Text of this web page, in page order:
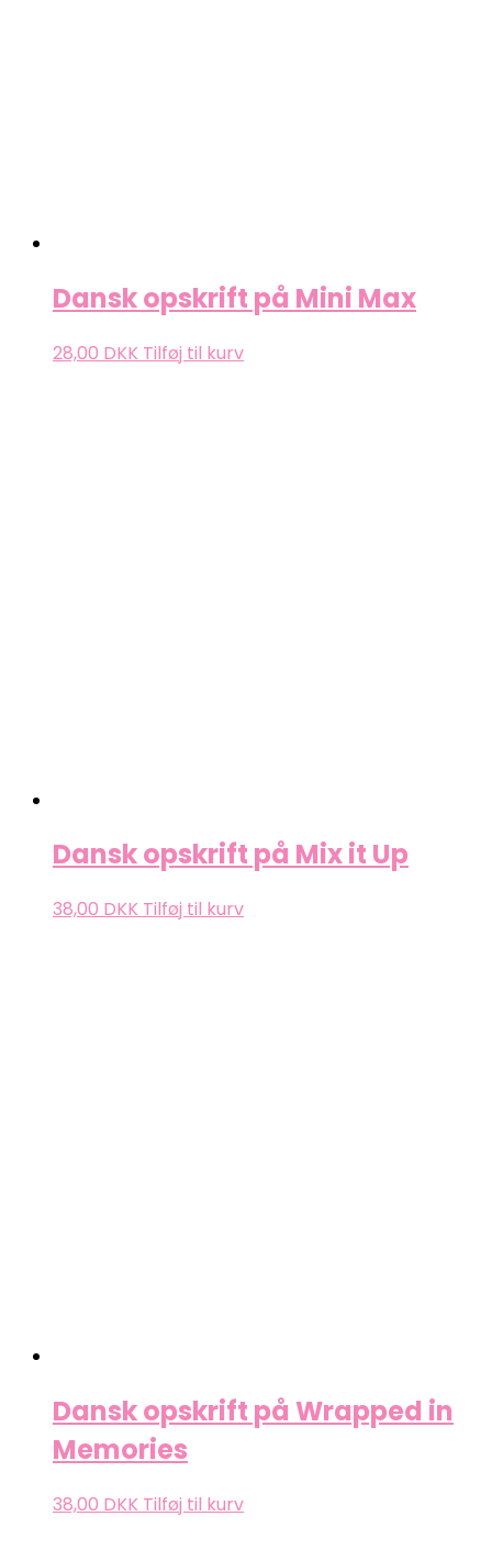
Dansk opskrift på Mini Max
28,00 DKK Tilføj til kurv
Dansk opskrift på Mix it Up
38,00 DKK Tilføj til kurv
Dansk opskrift på Wrapped in
Memories
38,00 DKK Tilføj til kurv